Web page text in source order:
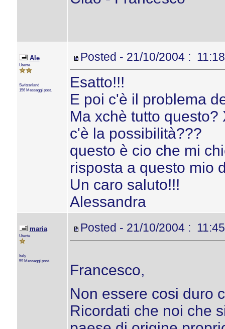
Ale
Utente
Switzerland
156 Messaggi post.
Posted - 21/10/2004 :
Esatto!!!
E poi c'è il problema
Ma xchè tutto
c'è la possibilità???
questo è cio che mi
risposta a questo mio
Un caro saluto!!!
Alessandra
maria
Utente
Italy
59 Messaggi post.
Posted - 21/10/2004 :
Francesco,
Non essere cosi duro
Ricordati che noi che